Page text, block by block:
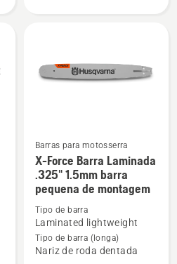
pequena
Ver
mais
detalhes
sobre
Force
Barras para motosserra
X-Force Barra Laminada
.325" 1.5mm barra
pequena de montagem
Tipo de barra
Laminated lightweight
Tipo de barra (longa)
Nariz de roda dentada